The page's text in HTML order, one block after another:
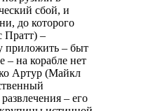
сбой, и
до которого
Пратт) –
приложить – быт
– на корабле нет
Артур (Майкл
– его